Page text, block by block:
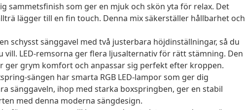
sammetsfinish som ger en mjuk och skön yta för relax. Det
lägger till en fin touch. Denna mix säkerställer hållbarhet och
schysst sänggavel med två justerbara höjdinställningar, så du
vill. LED-remsorna ger flera ljusalternativ för rätt stämning. Den
ger grym komfort och anpassar sig perfekt efter kroppen.
sängen har smarta RGB LED-lampor som ger dig
sänggaveln, ihop med starka boxspringben, ger en stabil
med denna moderna sängdesign.